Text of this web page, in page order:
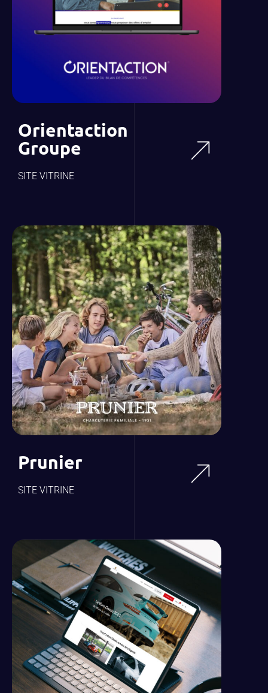
Orientaction
Groupe
SITE VITRINE
Prunier
SITE VITRINE